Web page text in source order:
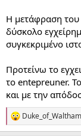
Η μετάφραση του
δύσκολο
συγκεκριμένο
Προτείνω το
το entepreuner.
και με την
R
e
Duke_of_Waltham